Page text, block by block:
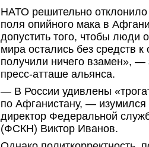
НАТО решительно
поля опийного мака в
допустить того, чтобы люди
мира остались без средств
получили ничего взамен»,
пресс-атташе альянса.
— В России удивлены
по Афганистану, — изумился
директор Федеральной
(ФСКН) Виктор Иванов.